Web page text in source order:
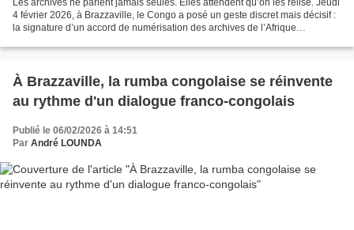
Les archives ne parlent jamais seules. Elles attendent qu’on les relise. Jeudi
4 février 2026, à Brazzaville, le Congo a posé un geste discret mais décisif :
la signature d’un accord de numérisation des archives de l’Afrique
À Brazzaville, la rumba congolaise se réinvente
au rythme d'un dialogue franco-congolais
Publié le 06/02/2026 à 14:51
Par André LOUNDA